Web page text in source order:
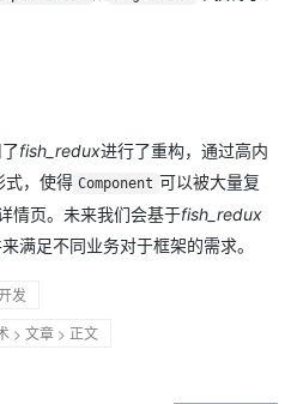
fish_redux进行了重构，通过高内
式，使得 Component 可以被大量复
情页。未来我们会基于fish_redux
满足不同业务对于框架的需求。
发
> 文章 > 正文